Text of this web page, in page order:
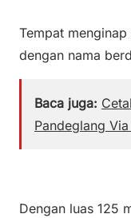
Tempat
dengan nama
Baca juga:
Pandeglang
Dengan luas 125